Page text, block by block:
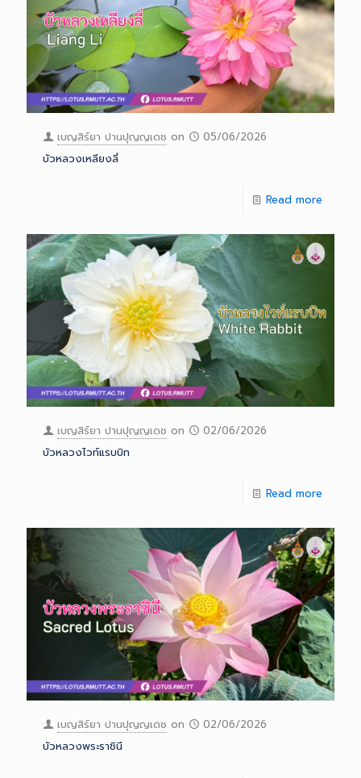
เบญสิร์ยา ปานปุญญเดช on
05/06/2026
บัวหลวงเหลียงลี่
Read more
เบญสิร์ยา ปานปุญญเดช on
02/06/2026
บัวหลวงไวท์แรบบิท
Read more
เบญสิร์ยา ปานปุญญเดช on
02/06/2026
บัวหลวงพระราชินี